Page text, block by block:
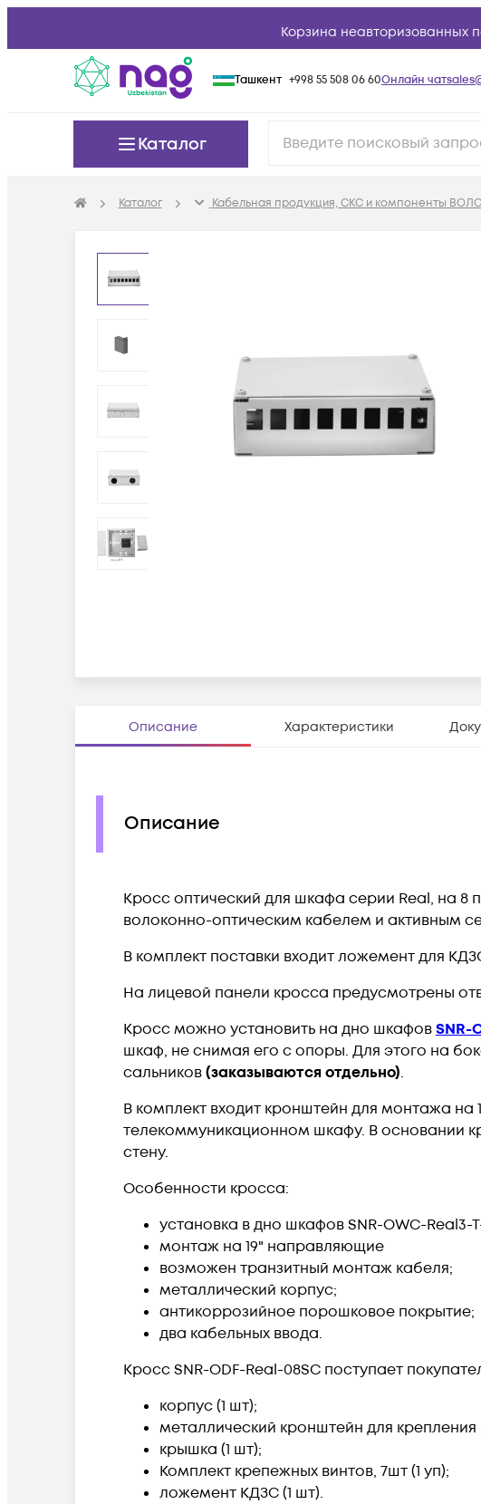
Корзина неавторизованных
Ташкент +998 55 508 06 60Онлайн чат
Каталог
Каталог Кабельная продукция, СКС и компоненты ВОЛС
Описание Характеристики
Описание
Кросс оптический для шкафа серии Real, на 8
волоконно-оптическим кабелем и активным
В комплект поставки входит ложемент для
На лицевой панели кросса предусмотрены
Кросс можно установить на дно шкафовSNR-
шкаф, не снимая его с опоры. Для этого на
сальников(заказываются отдельно).
В комплект входит кронштейн для монтажа
телекоммуникационном шкафу. В основании
стену.
Особенности кросса:
установка в дно шкафов SNR-OWC-Real3-
монтаж на 19" направляющие
возможен транзитный монтаж кабеля;
металлический корпус;
антикоррозийное порошковое покрытие;
два кабельных ввода.
Кросс SNR-ODF-Real-08SC поступает
корпус (1 шт);
металлический кронштейн для крепления
крышка (1 шт);
Комплект крепежных винтов, 7шт (1 уп);
ложемент КДЗС (1 шт).